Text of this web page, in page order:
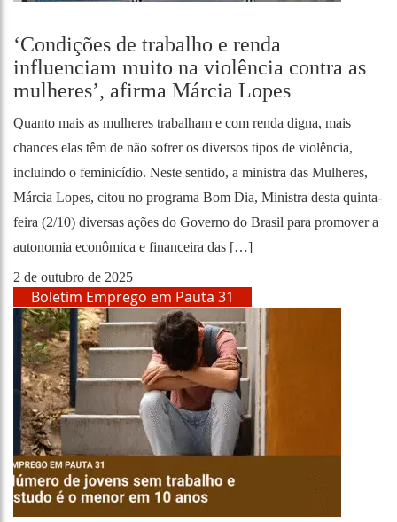
‘Condições de trabalho e renda
influenciam muito na violência contra as
mulheres’, afirma Márcia Lopes
Quanto mais as mulheres trabalham e com renda digna, mais
chances elas têm de não sofrer os diversos tipos de violência,
incluindo o feminicídio. Neste sentido, a ministra das Mulheres,
Márcia Lopes, citou no programa Bom Dia, Ministra desta quinta-
feira (2/10) diversas ações do Governo do Brasil para promover a
autonomia econômica e financeira das […]
2 de outubro de 2025
Boletim Emprego em Pauta 31